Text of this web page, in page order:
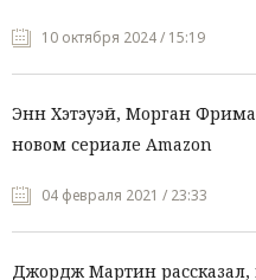
10 октября 2024 / 15:19
Энн Хэтэуэй, Морган
новом сериале Amazon
04 февраля 2021 / 23:33
Джордж Мартин рассказал,